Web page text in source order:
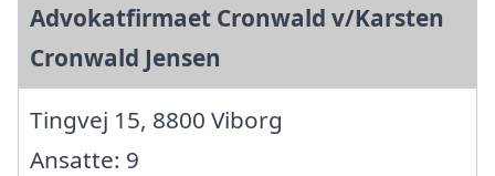
Advokatfirmaet Cronwald v/Karsten
Cronwald Jensen
Tingvej 15, 8800 Viborg
Ansatte: 9